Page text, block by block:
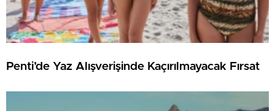
Penti’de Yaz Alışverişinde Kaçırılmayacak Fırsat